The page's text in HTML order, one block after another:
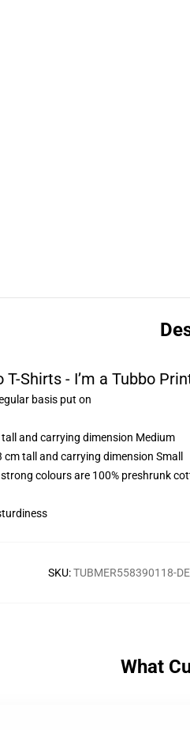
T-Shirts - I’m a Tubbo
basis put on
tall and carrying dimension Medium
tall and carrying dimension Small
colours are 100% preshrunk
SKU:TUBMER558390118-
What